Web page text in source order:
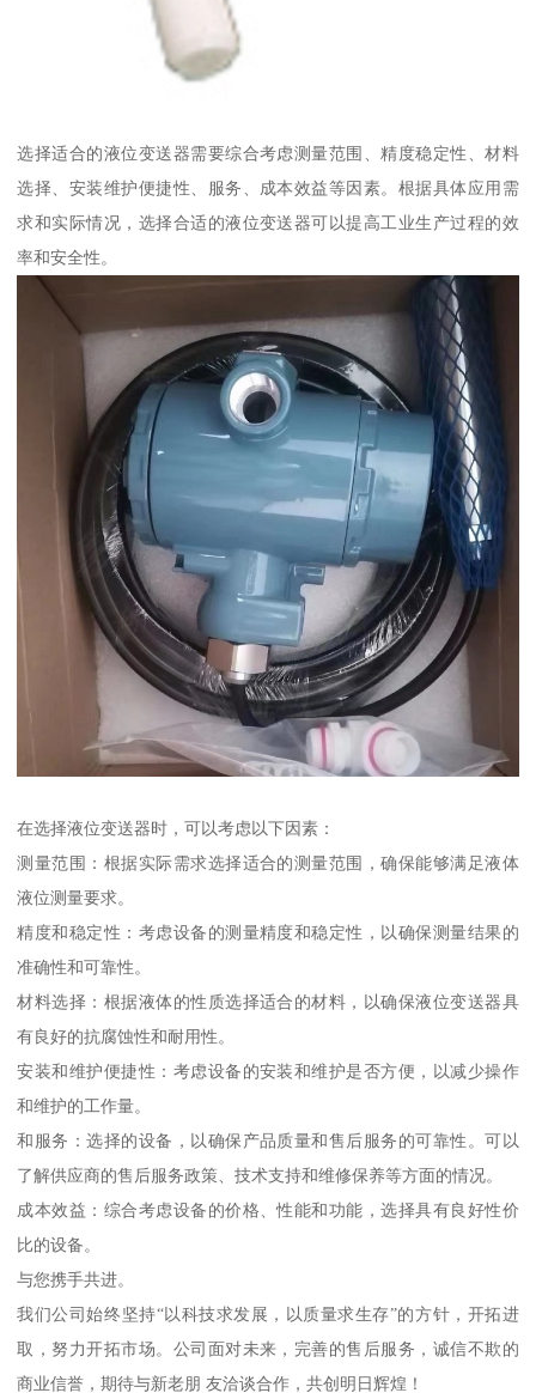
选择适合的液位变送器需要综合考虑测量范围、精度稳定性、材料
选择、安装维护便捷性、服务、成本效益等因素。根据具体应用需
求和实际情况，选择合适的液位变送器可以提高工业生产过程的效
率和安全性。
在选择液位变送器时，可以考虑以下因素：
测量范围：根据实际需求选择适合的测量范围，确保能够满足液体
液位测量要求。
精度和稳定性：考虑设备的测量精度和稳定性，以确保测量结果的
准确性和可靠性。
材料选择：根据液体的性质选择适合的材料，以确保液位变送器具
有良好的抗腐蚀性和耐用性。
安装和维护便捷性：考虑设备的安装和维护是否方便，以减少操作
和维护的工作量。
和服务：选择的设备，以确保产品质量和售后服务的可靠性。可以
了解供应商的售后服务政策、技术支持和维修保养等方面的情况。
成本效益：综合考虑设备的价格、性能和功能，选择具有良好性价
比的设备。
与您携手共进。
我们公司始终坚持“以科技求发展，以质量求生存”的方针，开拓进
取，努力开拓市场。公司面对未来，完善的售后服务，诚信不欺的
商业信誉，期待与新老朋 友洽谈合作，共创明日辉煌！